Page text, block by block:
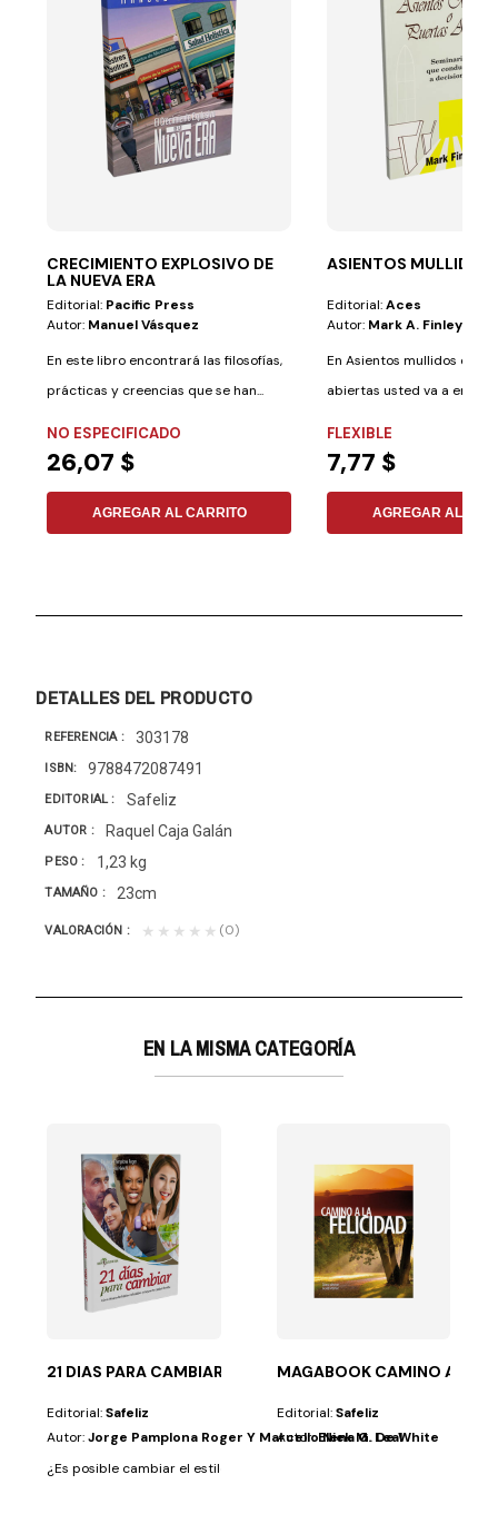
CRECIMIENTO EXPLOSIVO DE
LA NUEVA ERA
Editorial: Pacific Press
Autor: Manuel Vásquez
En este libro encontrará las filosofías,
prácticas y creencias que se han...
NO ESPECIFICADO
26,07 $
AGREGAR AL CARRITO
ASIENTOS MULLIDOS
Editorial:Aces
Autor: Mark A. Finley
En Asientos mullidos o
abiertas usted va a
FLEXIBLE
7,77 $
AGREGAR AL
DETALLES DEL PRODUCTO
REFERENCIA 303178
ISBN 9788472087491
EDITORIAL Safeliz
AUTOR Raquel Caja Galán
PESO 1,23 kg
TAMAÑO 23cm
VALORACIÓN ★★★★★ (0)
EN LA MISMA CATEGORÍA
planteado esta...
FELICIDAD
21 DIAS PARA CAMBIAR
Editorial:Safeliz
Autor:Jorge Pamplona Roger Y Marcello Niek M. Leal
¿Es posible cambiar el estilo de vida?Probablemente muchos se
MAGABOOK CAMINO A LA
Editorial:Safeliz
Autor:Elena G. De White